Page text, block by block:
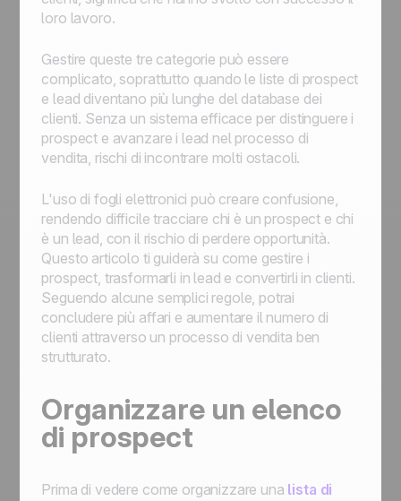
della pipeline di vendita, pianificare l'azione
da svolgere
arrivo in base a determinati criteri
Assegnare un'opportunità in arrivo ad un
utente specifico
Come iniziare con l'automazione:
automatizzare i flussi di lavoro per
semplificare i processi
loro lavoro.
Gestire queste tre categorie può essere
complicato, soprattutto quando le liste di prospect
e lead diventano più lunghe del database dei
clienti. Senza un sistema efficace per distinguere i
prospect e avanzare i lead nel processo di
vendita, rischi di incontrare molti ostacoli.
L'uso di fogli elettronici può creare confusione,
rendendo difficile tracciare chi è un prospect e chi
è un lead, con il rischio di perdere opportunità.
Questo articolo ti guiderà su come gestire i
prospect, trasformarli in lead e convertirli in clienti.
Seguendo alcune semplici regole, potrai
concludere più affari e aumentare il numero di
clienti attraverso un processo di vendita ben
strutturato.
Organizzare un elenco
di prospect
Prima di vedere come organizzare una lista di